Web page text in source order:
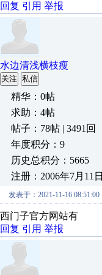
回复 引用 举报
水边清浅横枝瘦
关注 私信
精华：0帖
求助：4帖
帖子：78帖 | 3491回
年度积分：9
历史总积分：5665
注册：2006年7月11日
发表于：2021-11-16 08:51:00
西门子官方网站有
回复 引用 举报